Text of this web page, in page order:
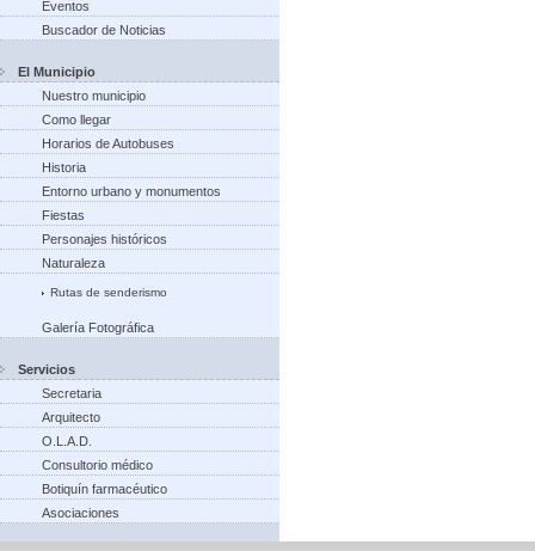
Eventos
Buscador de Noticias
El Municipio
Nuestro municipio
Como llegar
Horarios de Autobuses
Historia
Entorno urbano y monumentos
Fiestas
Personajes históricos
Naturaleza
Rutas de senderismo
Galería Fotográfica
Servicios
Secretaria
Arquitecto
O.L.A.D.
Consultorio médico
Botiquín farmacéutico
Asociaciones